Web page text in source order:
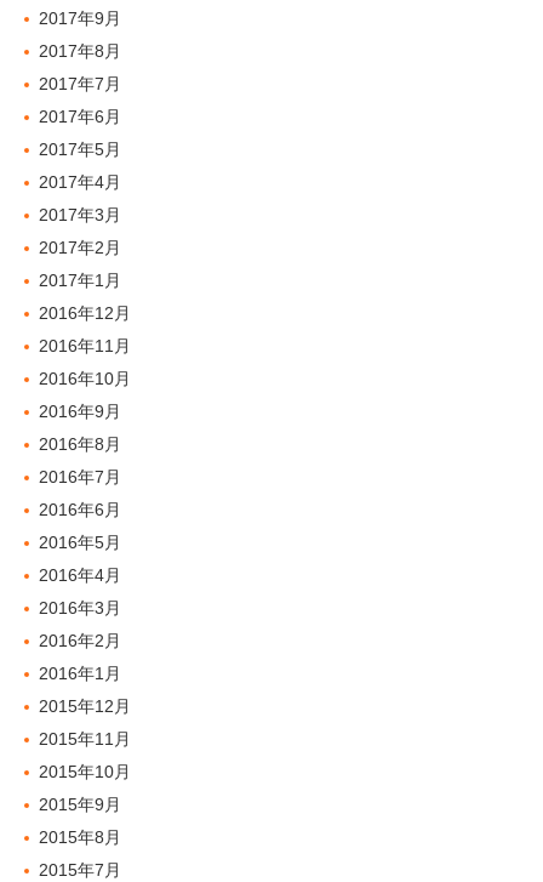
2017年9月
2017年8月
2017年7月
2017年6月
2017年5月
2017年4月
2017年3月
2017年2月
2017年1月
2016年12月
2016年11月
2016年10月
2016年9月
2016年8月
2016年7月
2016年6月
2016年5月
2016年4月
2016年3月
2016年2月
2016年1月
2015年12月
2015年11月
2015年10月
2015年9月
2015年8月
2015年7月